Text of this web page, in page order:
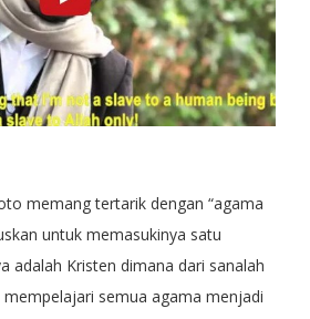
memang tertarik dengan “agama
untuk memasukinya satu
adalah Kristen dimana dari sanalah
semua agama menjadi